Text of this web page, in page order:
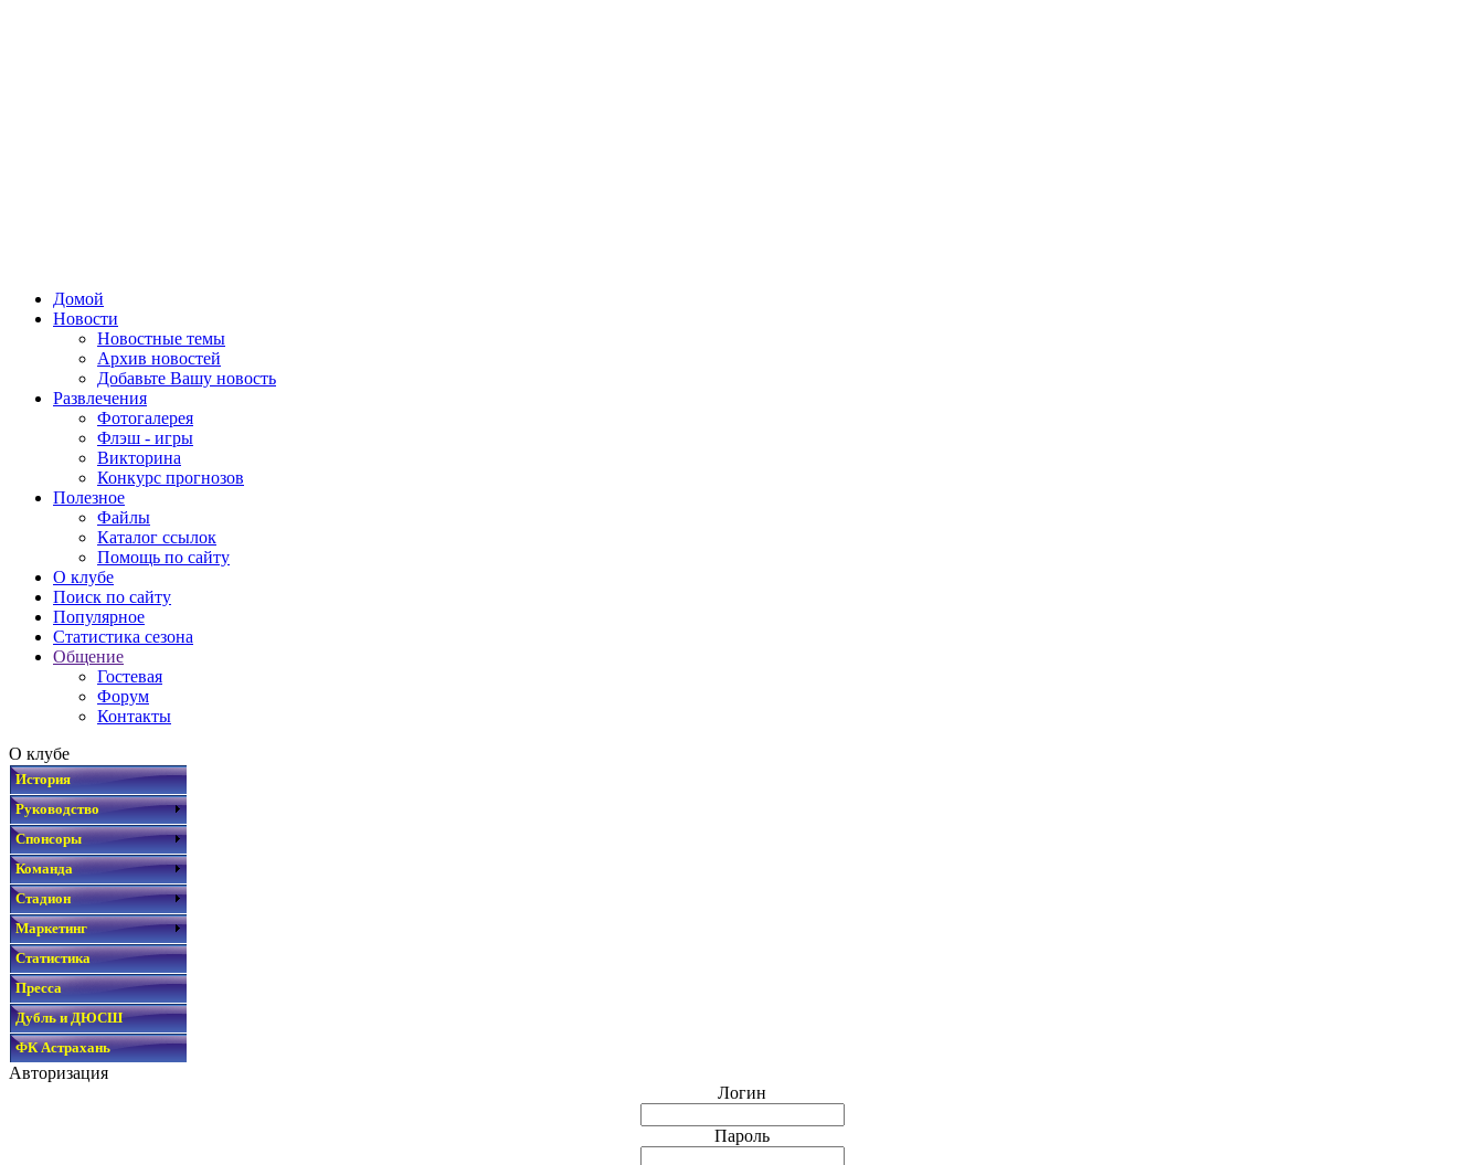
Домой
Новости
Новостные темы
Архив новостей
Добавьте Вашу новость
Развлечения
Фотогалерея
Флэш - игры
Викторина
Конкурс прогнозов
Полезное
Файлы
Каталог ссылок
Помощь по сайту
О клубе
Поиск по сайту
Популярное
Статистика сезона
Общение
Гостевая
Форум
Контакты
О клубе
История
Руководство
Спонсоры
Команда
Стадион
Маркетинг
Статистика
Пресса
Дубль и ДЮСШ
ФК Астрахань
Авторизация
Логин
Пароль